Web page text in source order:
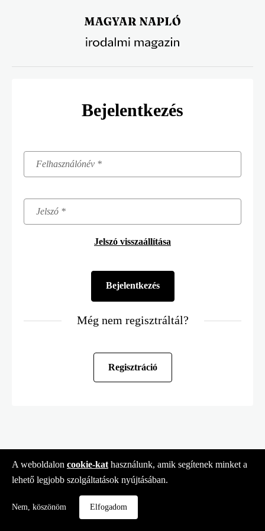
Bejelentkezés
Jelszó visszaállítása
Még nem regisztráltál?
Regisztráció
A weboldalon cookie-kat használunk, amik segítenek minket a
lehető legjobb szolgáltatások nyújtásában.
Nem, köszönöm Elfogadom